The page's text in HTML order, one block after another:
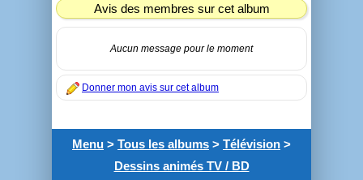
Avis des membres sur cet album
Aucun message pour le moment
Donner mon avis sur cet album
Menu > Tous les albums > Télévision >
Dessins animés TV / BD